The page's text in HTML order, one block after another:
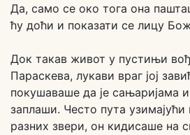
Да, само се око тога она
ћу доћи и показати се лицу
Док такав живот у пустињи
Параскева, лукави враг јој
покушаваше да је сањаријама
заплаши. Често пута узимајући
разних звери, он кидисаше на